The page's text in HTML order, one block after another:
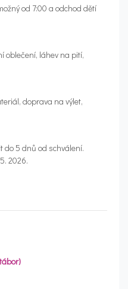
od 7:00 a odchod dětí
oblečení, láhev na pití,
doprava na výlet,
do 5 dnů od schválení.
2026.